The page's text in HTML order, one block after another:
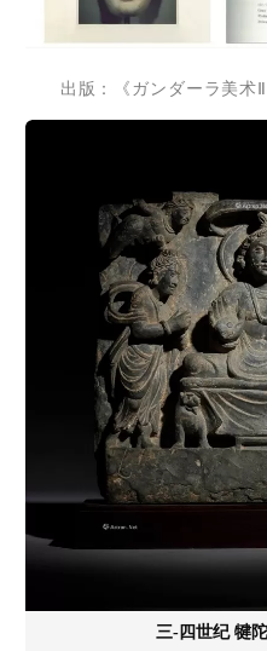
出版：《ガンダーラ美
三-四世纪 犍